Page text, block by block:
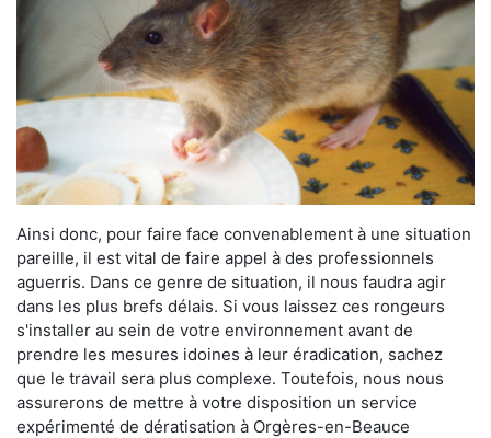
Ainsi donc, pour faire face convenablement à une situation
pareille, il est vital de faire appel à des professionnels
aguerris. Dans ce genre de situation, il nous faudra agir
dans les plus brefs délais. Si vous laissez ces rongeurs
s'installer au sein de votre environnement avant de
prendre les mesures idoines à leur éradication, sachez
que le travail sera plus complexe. Toutefois, nous nous
assurerons de mettre à votre disposition un service
expérimenté de dératisation à Orgères-en-Beauce